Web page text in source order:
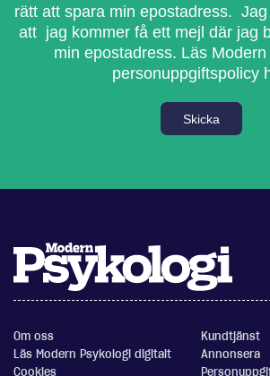
rätt att spara min epostadress.
att jag kommer få ett mejl där jag
min epostadress. Läs
personuppgiftspolicy
Skicka
Om oss
Kundtjänst
Läs Modern Psykologi digitalt
Annonsera
Cookies